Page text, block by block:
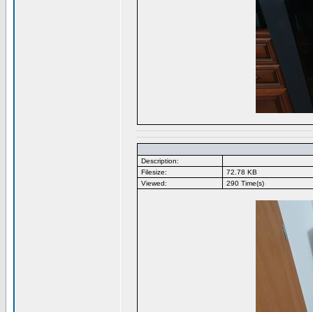
Description:
Filesize:
72.78 KB
Viewed:
290 Time(s)